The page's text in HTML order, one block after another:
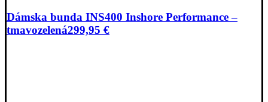
Dámska bunda INS400 Inshore Performance –
tmavozelená299,95 €